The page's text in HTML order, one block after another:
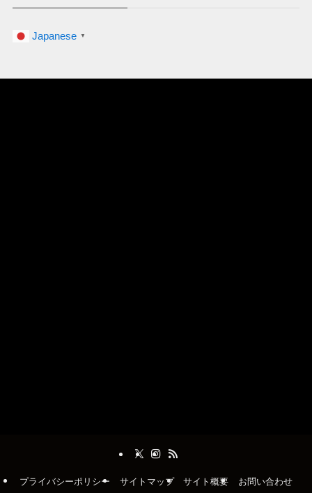
Japanese ▼
プライバシーポリシー サイトマップ サイト概要 お問い合わせ